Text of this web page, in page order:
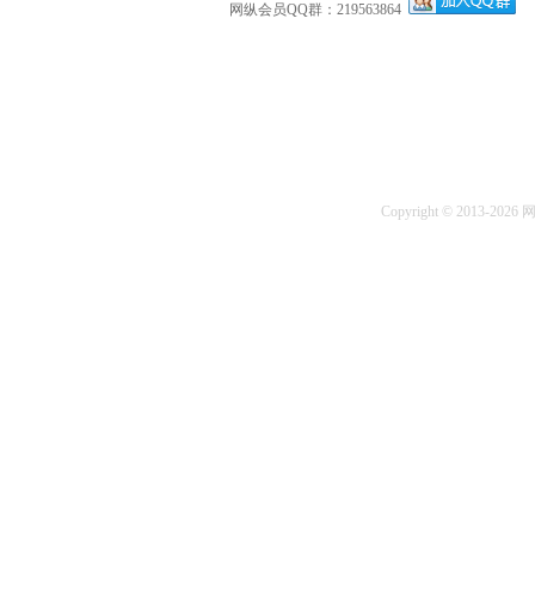
网纵会员QQ群：219563864
Copyright © 2013-2026